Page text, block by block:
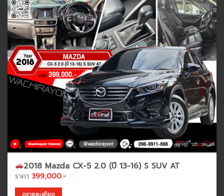
2018 Mazda CX-5 2.0 (ปี 13-16) S SUV AT
ราคา 399,000.-